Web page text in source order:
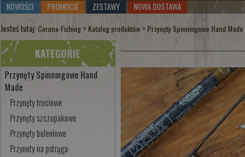
NOWOŚCI
PROMOCJE ZESTAWY NOWA DOSTAWA
Jesteś tutaj: Corona-Fishing >Katalog produktów >Przynęty Spinningowe Hand Made
KATEGORIE
Przynęty Spinningowe Hand
Made
Przynęty trociowe
Przynęty szczupakowe
Przynęty boleniowe
Przynety na pstrąga